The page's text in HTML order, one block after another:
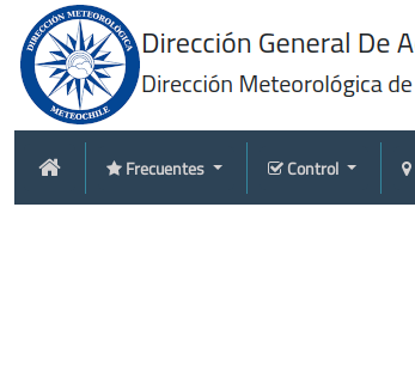
Frecuentes Control